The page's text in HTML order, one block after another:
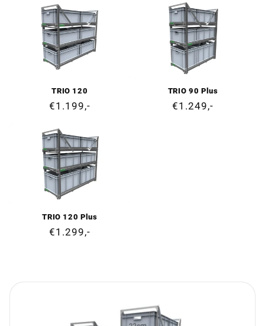
TRIO 120
Precio
€1.199,-
TRIO 90 Plus
Precio
€1.249,-
TRIO 120 Plus
Precio
€1.299,-